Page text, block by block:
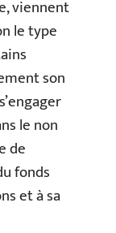
viennent
le type
son
le non
de
fonds
et à sa